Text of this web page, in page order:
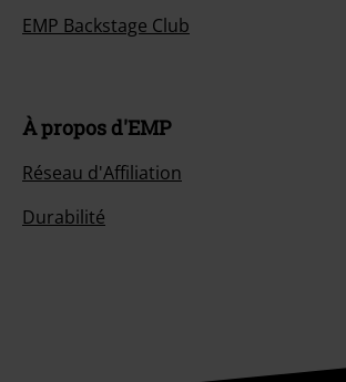
EMP Backstage Club
À propos d'EMP
Réseau d'Affiliation
Durabilité